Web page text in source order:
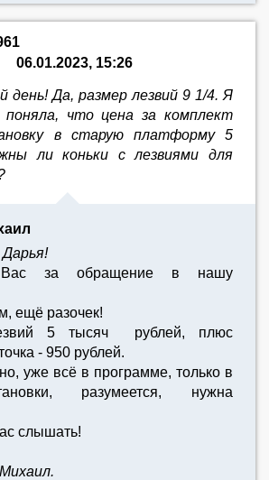
06.01.2023, 15:26
день! Да, размер лезвий 9 1/4. Я
поняла, что цена за комплект
в старую платформу 5
ли коньки с лезвиями для
Вас за обращение в нашу
ещё разочек!
5 тысяч рублей, плюс
- 950 рублей.
уже всё в программе, только в
разумеется, нужна
слышать!